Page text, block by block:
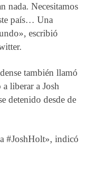
nada. Necesitamos
país… Una
escribió
también llamó
liberar a Josh
detenido desde de
#JoshHolt», indicó